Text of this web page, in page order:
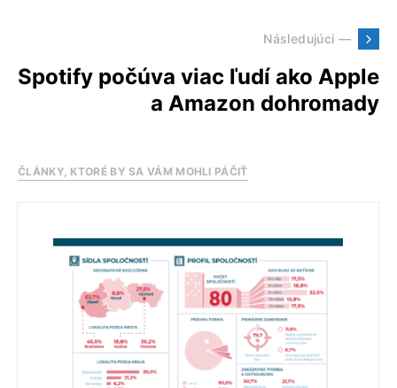
Následujúci —
Spotify počúva viac ľudí ako Apple
a Amazon dohromady
ČLÁNKY, KTORÉ BY SA VÁM MOHLI PÁČIŤ